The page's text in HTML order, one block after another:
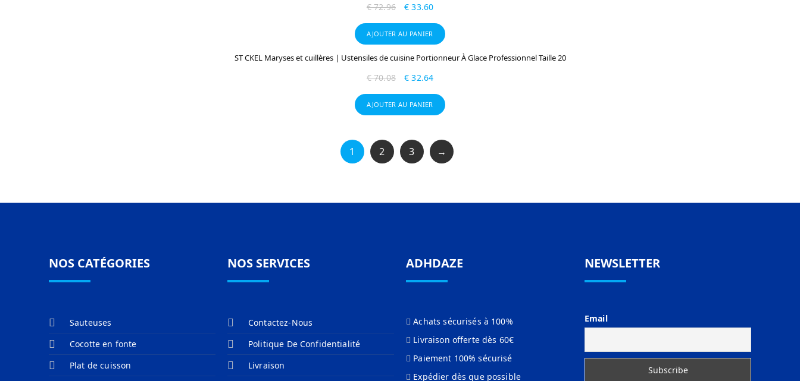
€72.96 € 33.60
AJOUTER AU PANIER
ST CKEL Maryses et cuillères | Ustensiles de cuisine Portionneur À Glace Professionnel Taille 20
€70.08 € 32.64
AJOUTER AU PANIER
1 2 3 →
NOS CATÉGORIES
Sauteuses
Cocotte en fonte
Plat de cuisson
NOS SERVICES
Contactez-Nous
Politique De Confidentialité
Livraison
ADHDAZE
Achats sécurisés à 100%
Livraison offerte dès 60€
Paiement 100% sécurisé
Expédier dès que possible
NEWSLETTER
Email